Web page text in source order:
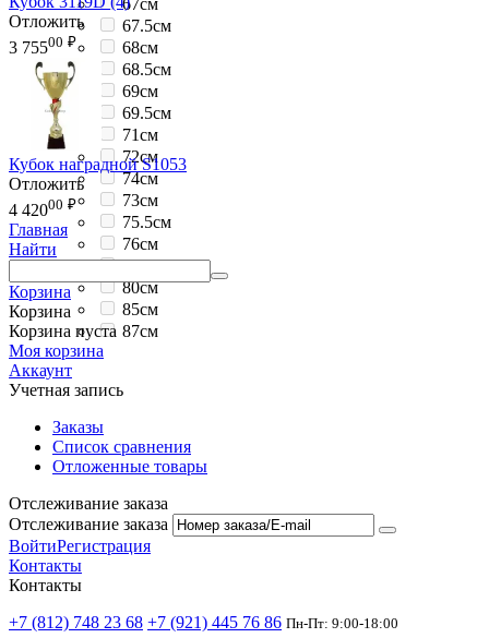
67.5см
68см
68.5см
69см
69.5см
71см
72см
74см
73см
75.5см
76см
79см
80см
85см
87см
Отложить
3 75500 ₽
Кубок наградной S1053
Отложить
4 42000 ₽
Главная
Найти
Корзина
Корзина
Корзина пуста
Моя корзина
Аккаунт
Учетная запись
Заказы
Список сравнения
Отложенные товары
Отслеживание заказа
Отслеживание заказа
ВойтиРегистрация
Контакты
Контакты
+7 (812) 748 23 68 +7 (921) 445 76 86 Пн-Пт: 9:00-18:00